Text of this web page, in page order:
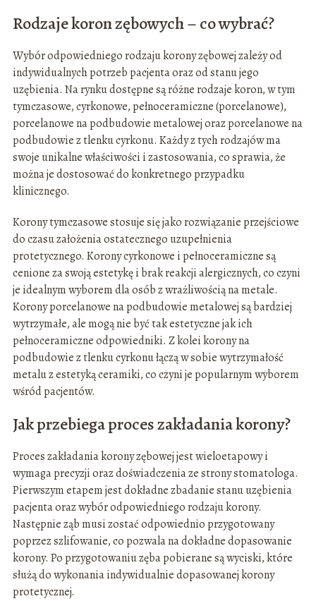
Rodzaje koron zębowych – co wybrać?
Wybór odpowiedniego rodzaju korony zębowej zależy od
indywidualnych potrzeb pacjenta oraz od stanu jego
uzębienia. Na rynku dostępne są różne rodzaje koron, w tym
tymczasowe, cyrkonowe, pełnoceramiczne (porcelanowe),
porcelanowe na podbudowie metalowej oraz porcelanowe na
podbudowie z tlenku cyrkonu. Każdy z tych rodzajów ma
swoje unikalne właściwości i zastosowania, co sprawia, że
można je dostosować do konkretnego przypadku
klinicznego.
Korony tymczasowe stosuje się jako rozwiązanie przejściowe
do czasu założenia ostatecznego uzupełnienia
protetycznego. Korony cyrkonowe i pełnoceramiczne są
cenione za swoją estetykę i brak reakcji alergicznych, co czyni
je idealnym wyborem dla osób z wrażliwością na metale.
Korony porcelanowe na podbudowie metalowej są bardziej
wytrzymałe, ale mogą nie być tak estetyczne jak ich
pełnoceramiczne odpowiedniki. Z kolei korony na
podbudowie z tlenku cyrkonu łączą w sobie wytrzymałość
metalu z estetyką ceramiki, co czyni je popularnym wyborem
wśród pacjentów.
Jak przebiega proces zakładania korony?
Proces zakładania korony zębowej jest wieloetapowy i
wymaga precyzji oraz doświadczenia ze strony stomatologa.
Pierwszym etapem jest dokładne zbadanie stanu uzębienia
pacjenta oraz wybór odpowiedniego rodzaju korony.
Następnie ząb musi zostać odpowiednio przygotowany
poprzez szlifowanie, co pozwala na dokładne dopasowanie
korony. Po przygotowaniu zęba pobierane są wyciski, które
służą do wykonania indywidualnie dopasowanej korony
protetycznej.